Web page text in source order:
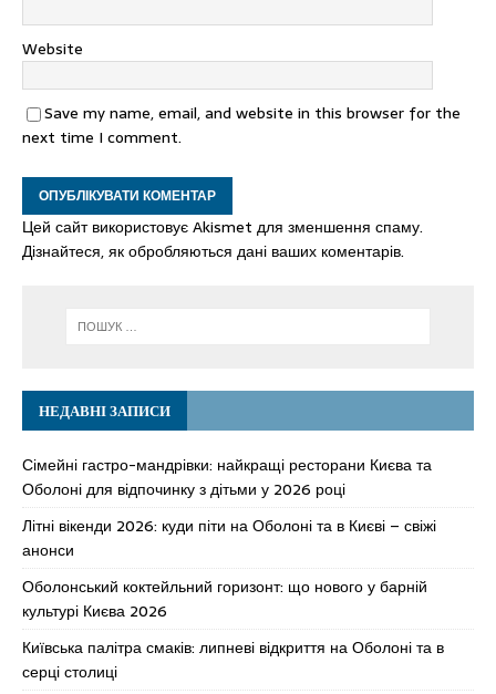
Website
Save my name, email, and website in this browser for the
next time I comment.
Цей сайт використовує Akismet для зменшення спаму.
Дізнайтеся, як обробляються дані ваших коментарів.
НЕДАВНІ ЗАПИСИ
Сімейні гастро-мандрівки: найкращі ресторани Києва та
Оболоні для відпочинку з дітьми у 2026 році
Літні вікенди 2026: куди піти на Оболоні та в Києві – свіжі
анонси
Оболонський коктейльний горизонт: що нового у барній
культурі Києва 2026
Київська палітра смаків: липневі відкриття на Оболоні та в
серці столиці